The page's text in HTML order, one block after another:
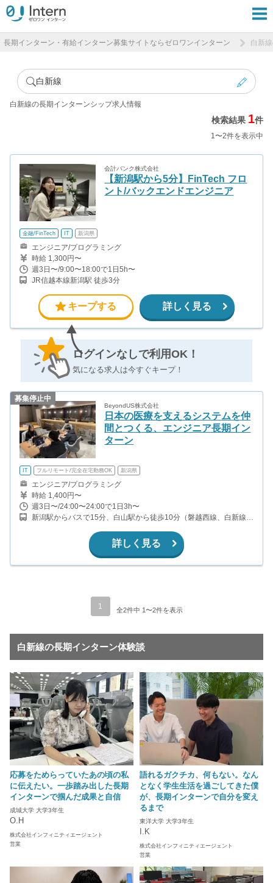
長期インターン・有給インターン募集サイトならゼロワンインターン 白新
白新線
白新線の長期インターンシップ求人情報
検索結果 1件
1〜2件を表示中
会計バンク株式会社
【新潟駅から5分】FinTech フロ
ント/バックエンドエンジニア
金融/FinTech IT 新潟県
エンジニア/プログラミング
時給 1,300円〜
週3日〜/9:00〜18:00で1日5h〜
JR信越本線新潟駅 徒歩3分
キープする 詳しく見る
ログインなしで利用OK！
気になる求人は今すぐキープ！
募集停止中
BeyondUS株式会社
日本の医療を支えるシステムを仲
間とつくる、エンジニア長期イン
ターン
IT フルリモート/完全在宅勤務OK 新潟県
エンジニア/プログラミング
時給 1,400円〜
週3日〜/24:00〜24:00で1日3h〜
新潟駅からバスで15分、白山駅から徒歩10分（磐越西線、白新線、
詳しく見る
1 全2件中 1〜2件を表示
白新線の長期インターン体験談
応募をためらっていたあの頃の私
に伝えたい。一歩踏み出した長期
インターンで掴んだ成果と自信
成城大学 大学3年生
O.H
株式会社インフィニティエージェント
営業
語れるガクチカ、何もない。なん
となく学生生活を過ごしてきた僕
が、長期インターンで自分を変え
るまで
東洋大学 大学3年生
I.K
株式会社インフィニティエージェント
営業